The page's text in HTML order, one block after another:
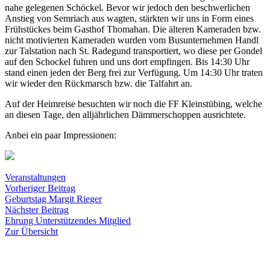
nahe gelegenen Schöckel. Bevor wir jedoch den beschwerlichen
Anstieg von Semriach aus wagten, stärkten wir uns in Form eines
Frühstückes beim Gasthof Thomahan. Die älteren Kameraden bzw.
nicht motivierten Kameraden wurden vom Busunternehmen Handl
zur Talstation nach St. Radegund transportiert, wo diese per Gondel
auf den Schockel fuhren und uns dort empfingen. Bis 14:30 Uhr
stand einen jeden der Berg frei zur Verfügung. Um 14:30 Uhr traten
wir wieder den Rückmarsch bzw. die Talfahrt an.
Auf der Heimreise besuchten wir noch die FF Kleinstübing, welche
an diesen Tage, den alljährlichen Dämmerschoppen ausrichtete.
Anbei ein paar Impressionen:
Veranstaltungen
Beitragsnavigation
Vorheriger BeitragVorheriger
Beitrag:
Geburtstag Margit Rieger
Nächster BeitragNächster
Beitrag:
Ehrung Unterstützendes Mitglied
Zur Übersicht